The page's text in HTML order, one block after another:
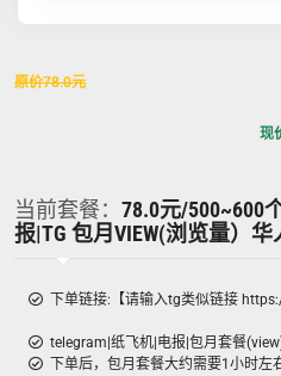
原价78.0元
现
当前套餐： 78.0元/500~600
报|TG 包月VIEW(浏览量）
下单链接:【请输入tg类似链接
telegram|纸飞机|电报|包月套餐
下单后，包月套餐大约需要1小时左